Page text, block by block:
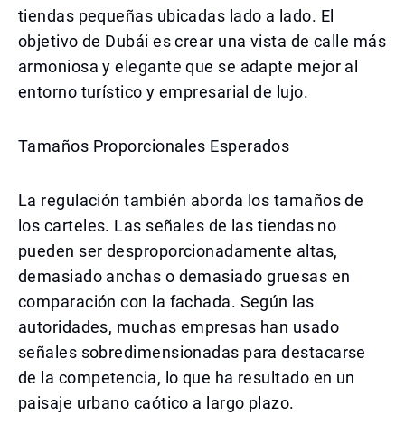
tiendas pequeñas ubicadas lado a lado. El
objetivo de Dubái es crear una vista de calle más
armoniosa y elegante que se adapte mejor al
entorno turístico y empresarial de lujo.
Tamaños Proporcionales Esperados
La regulación también aborda los tamaños de
los carteles. Las señales de las tiendas no
pueden ser desproporcionadamente altas,
demasiado anchas o demasiado gruesas en
comparación con la fachada. Según las
autoridades, muchas empresas han usado
señales sobredimensionadas para destacarse
de la competencia, lo que ha resultado en un
paisaje urbano caótico a largo plazo.